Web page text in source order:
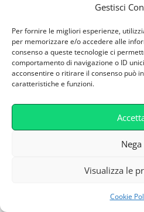
Gestisci
Per fornire le migliori esperienze,
per memorizzare e/o accedere alle
consenso a queste tecnologie ci
comportamento di navigazione o ID
acconsentire o ritirare il consenso può
caratteristiche e funzioni.
Nega
Visualizza le
Cookie
Privacy Policy
Caratteristiche Tecniche